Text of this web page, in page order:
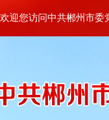
欢迎您访问中共郴州市委